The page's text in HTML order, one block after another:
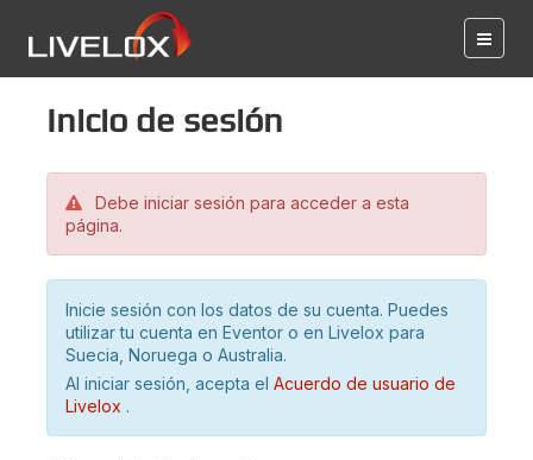
Inicio de sesión
Debe iniciar sesión para acceder a esta
página.
Inicie sesión con los datos de su cuenta. Puedes
utilizar tu cuenta en Eventor o en Livelox para
Suecia, Noruega o Australia.
Al iniciar sesión, acepta el Acuerdo de usuario de
Livelox .